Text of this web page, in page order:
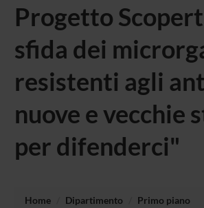
Progetto
sfida dei
resistenti agli
nuove e vecchie
per difenderci"
Home Dipartimento
Primo piano